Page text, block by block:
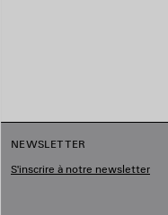
NEWSLETTER
S'inscrire à notre newsletter